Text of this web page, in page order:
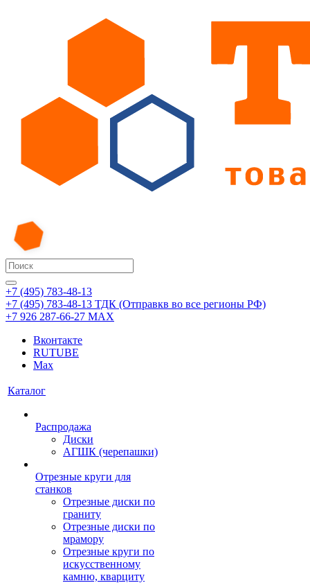
+7 (495) 783-48-13
+7 (495) 783-48-13 ТДК (Отправкв во все регионы РФ)
+7 926 287-66-27 МАХ
Вконтакте
RUTUBE
Max
Каталог
Распродажа
Диски
АГШК (черепашки)
Отрезные круги для
станков
Отрезные диски по
граниту
Отрезные диски по
мрамору
Отрезные круги по
искусственному
камню, кварциту